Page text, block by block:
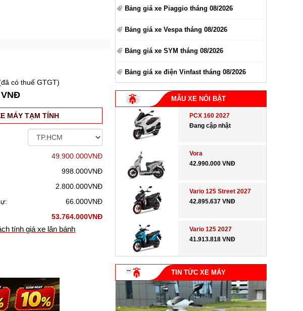
có thuế GTGT)
VNĐ
MÁY TẠM TÍNH
49.900.000VNĐ
998.000VNĐ
2.800.000VNĐ
66.000VNĐ
53.764.000VNĐ
tính giá xe lăn bánh
Bảng giá xe Piaggio tháng 08/2026
Bảng giá xe Vespa tháng 08/2026
Bảng giá xe SYM tháng 08/2026
Bảng giá xe điện Vinfast tháng 08/2026
MẪU XE NỔI BẬT
PCX 160 2027
Đang cập nhật
Vora
42.990.000 VNĐ
Vario 125 Street 2027
42.895.637 VNĐ
Vario 125 2027
41.913.818 VNĐ
TIN TỨC XE MÁY